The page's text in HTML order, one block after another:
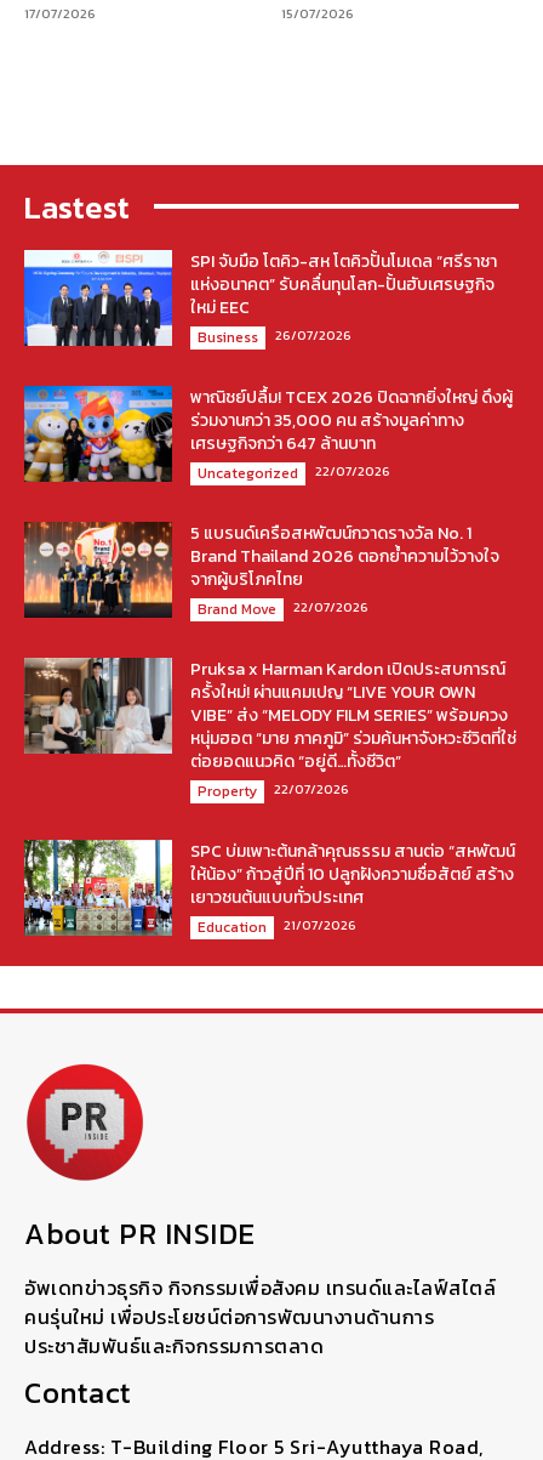
17/07/2026 15/07/2026
Lastest
SPI จับมือ โตคิว-สห โตคิวปั้นโมเดล “ศรีราชา
แห่งอนาคต” รับคลื่นทุนโลก-ปั้นฮับเศรษฐกิจ
ใหม่ EEC
Business 26/07/2026
พาณิชย์ปลื้ม! TCEX 2026 ปิดฉากยิ่งใหญ่ ดึงผู้
ร่วมงานกว่า 35,000 คน สร้างมูลค่าทาง
เศรษฐกิจกว่า 647 ล้านบาท
Uncategorized 22/07/2026
5 แบรนด์เครือสหพัฒน์กวาดรางวัล No. 1
Brand Thailand 2026 ตอกย้ำความไว้วางใจ
จากผู้บริโภคไทย
Brand Move 22/07/2026
Pruksa x Harman Kardon เปิดประสบการณ์
ครั้งใหม่! ผ่านแคมเปญ “LIVE YOUR OWN
VIBE” ส่ง “MELODY FILM SERIES” พร้อมควง
หนุ่มฮอต “มาย ภาคภูมิ” ร่วมค้นหาจังหวะชีวิตที่ใช่
ต่อยอดแนวคิด “อยู่ดี…ทั้งชีวิต”
Property 22/07/2026
SPC บ่มเพาะต้นกล้าคุณธรรม สานต่อ “สหพัฒน์
ให้น้อง” ก้าวสู่ปีที่ 10 ปลูกฝังความซื่อสัตย์ สร้าง
เยาวชนต้นแบบทั่วประเทศ
Education 21/07/2026
About PR INSIDE
อัพเดทข่าวธุรกิจ กิจกรรมเพื่อสังคม เทรนด์และไลฟ์สไตล์
คนรุ่นใหม่ เพื่อประโยชน์ต่อการพัฒนางานด้านการ
ประชาสัมพันธ์และกิจกรรมการตลาด
Contact
Address: T-Building Floor 5 Sri-Ayutthaya Road,